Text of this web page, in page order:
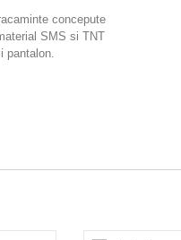
concepute
SMS si TNT
pantalon.